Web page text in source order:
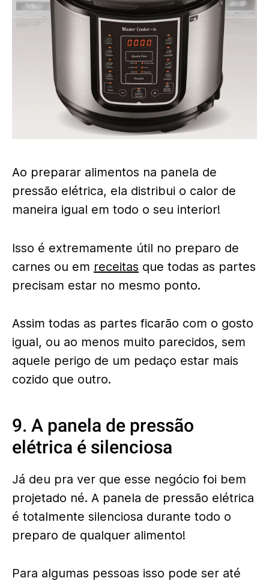
Ao preparar alimentos na panela de
pressão elétrica, ela distribui o calor de
maneira igual em todo o seu interior!
Isso é extremamente útil no preparo de
carnes ou em receitas que todas as partes
precisam estar no mesmo ponto.
Assim todas as partes ficarão com o gosto
igual, ou ao menos muito parecidos, sem
aquele perigo de um pedaço estar mais
cozido que outro.
9. A panela de pressão
elétrica é silenciosa
Já deu pra ver que esse negócio foi bem
projetado né. A panela de pressão elétrica
é totalmente silenciosa durante todo o
preparo de qualquer alimento!
Para algumas pessoas isso pode ser até